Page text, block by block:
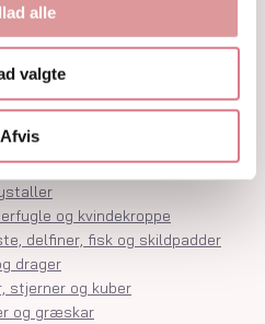
alle
valgte
Afvis
og kvindekroppe
delfiner, fisk og skildpadder
drager
stjerner og kuber
og græskar